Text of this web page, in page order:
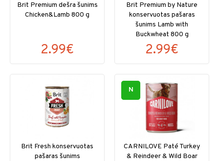
Brit Premium dešra šunims
Chicken&Lamb 800 g
2.99€
Brit Premium by Nature
konservuotas pašaras
šunims Lamb with
Buckwheat 800 g
2.99€
Brit Fresh konservuotas
pašaras šunims
N
CARNILOVE Paté Turkey
& Reindeer & Wild Boar